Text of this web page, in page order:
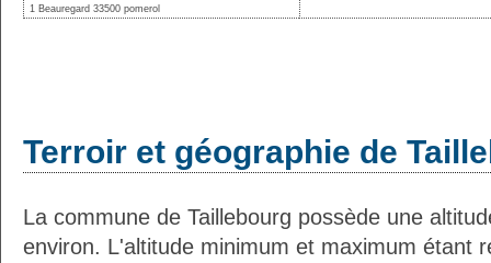
1 Beauregard 33500 pomerol
Terroir et géographie de
La commune de Taillebourg possède une
environ. L'altitude minimum et maximum étant